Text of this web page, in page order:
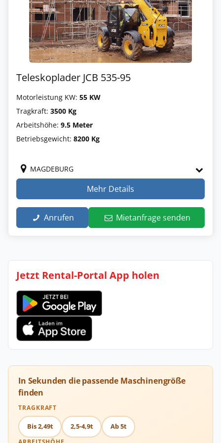
Teleskoplader JCB 535-95
Motorleistung KW: 55 KW
Tragkraft: 3500 Kg
Arbeitshöhe: 9.5 Meter
Betriebsgewicht: 8200 Kg
MAGDEBURG
Mehr Details
Anrufen Mietanfrage senden
Jetzt Rental-Portal App holen
In Sekunden die passende Maschinengröße
finden
TRAGKRAFT
Bis 2,49t 2,5-4,9t Ab 5t